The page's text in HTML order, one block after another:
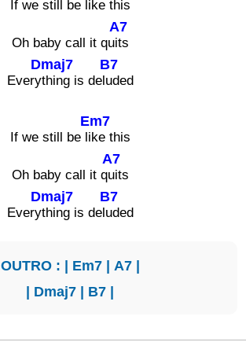
If we still be like this
Oh baby call it qu
A7
its
Every
Dmaj7
thing is del
B7
uded
If we still be li
Em7
ke this
Oh baby call it q
A7
uits
Every
Dmaj7
thing is del
B7
uded
OUTRO : | Em7| A7|
| Dmaj7 | B7 |